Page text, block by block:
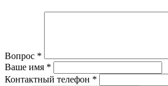
Вопрос *
Ваше имя *
Контактный телефон *